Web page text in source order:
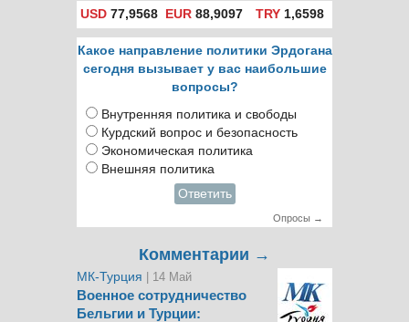
USD 77,9568 EUR 88,9097 TRY1,6598
Какое направление политики Эрдогана
сегодня вызывает у вас наибольшие
вопросы?
Внутренняя политика и свободы
Курдский вопрос и безопасность
Экономическая политика
Внешняя политика
Ответить
Опросы →
Комментарии →
МК-Турция | 14 Май
Военное сотрудничество
Бельгии и Турции: